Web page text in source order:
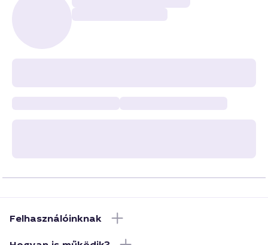
Felhasználóinknak